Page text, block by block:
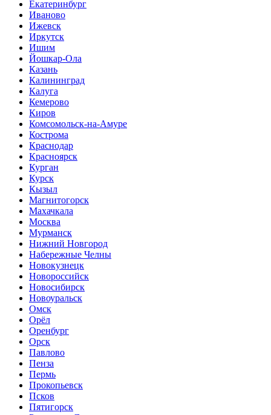
Екатеринбург
Иваново
Ижевск
Иркутск
Ишим
Йошкар-Ола
Казань
Калининград
Калуга
Кемерово
Киров
Комсомольск-на-Амуре
Кострома
Краснодар
Красноярск
Курган
Курск
Кызыл
Магнитогорск
Махачкала
Москва
Мурманск
Нижний Новгород
Набережные Челны
Новокузнецк
Новороссийск
Новосибирск
Новоуральск
Омск
Орёл
Оренбург
Орск
Павлово
Пенза
Пермь
Прокопьевск
Псков
Пятигорск